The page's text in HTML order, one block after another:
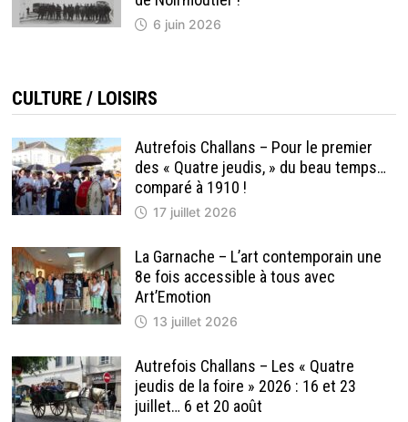
6 juin 2026
CULTURE / LOISIRS
Autrefois Challans – Pour le premier
des « Quatre jeudis, » du beau temps…
comparé à 1910 !
17 juillet 2026
La Garnache – L’art contemporain une
8e fois accessible à tous avec
Art’Emotion
13 juillet 2026
Autrefois Challans – Les « Quatre
jeudis de la foire » 2026 : 16 et 23
juillet… 6 et 20 août